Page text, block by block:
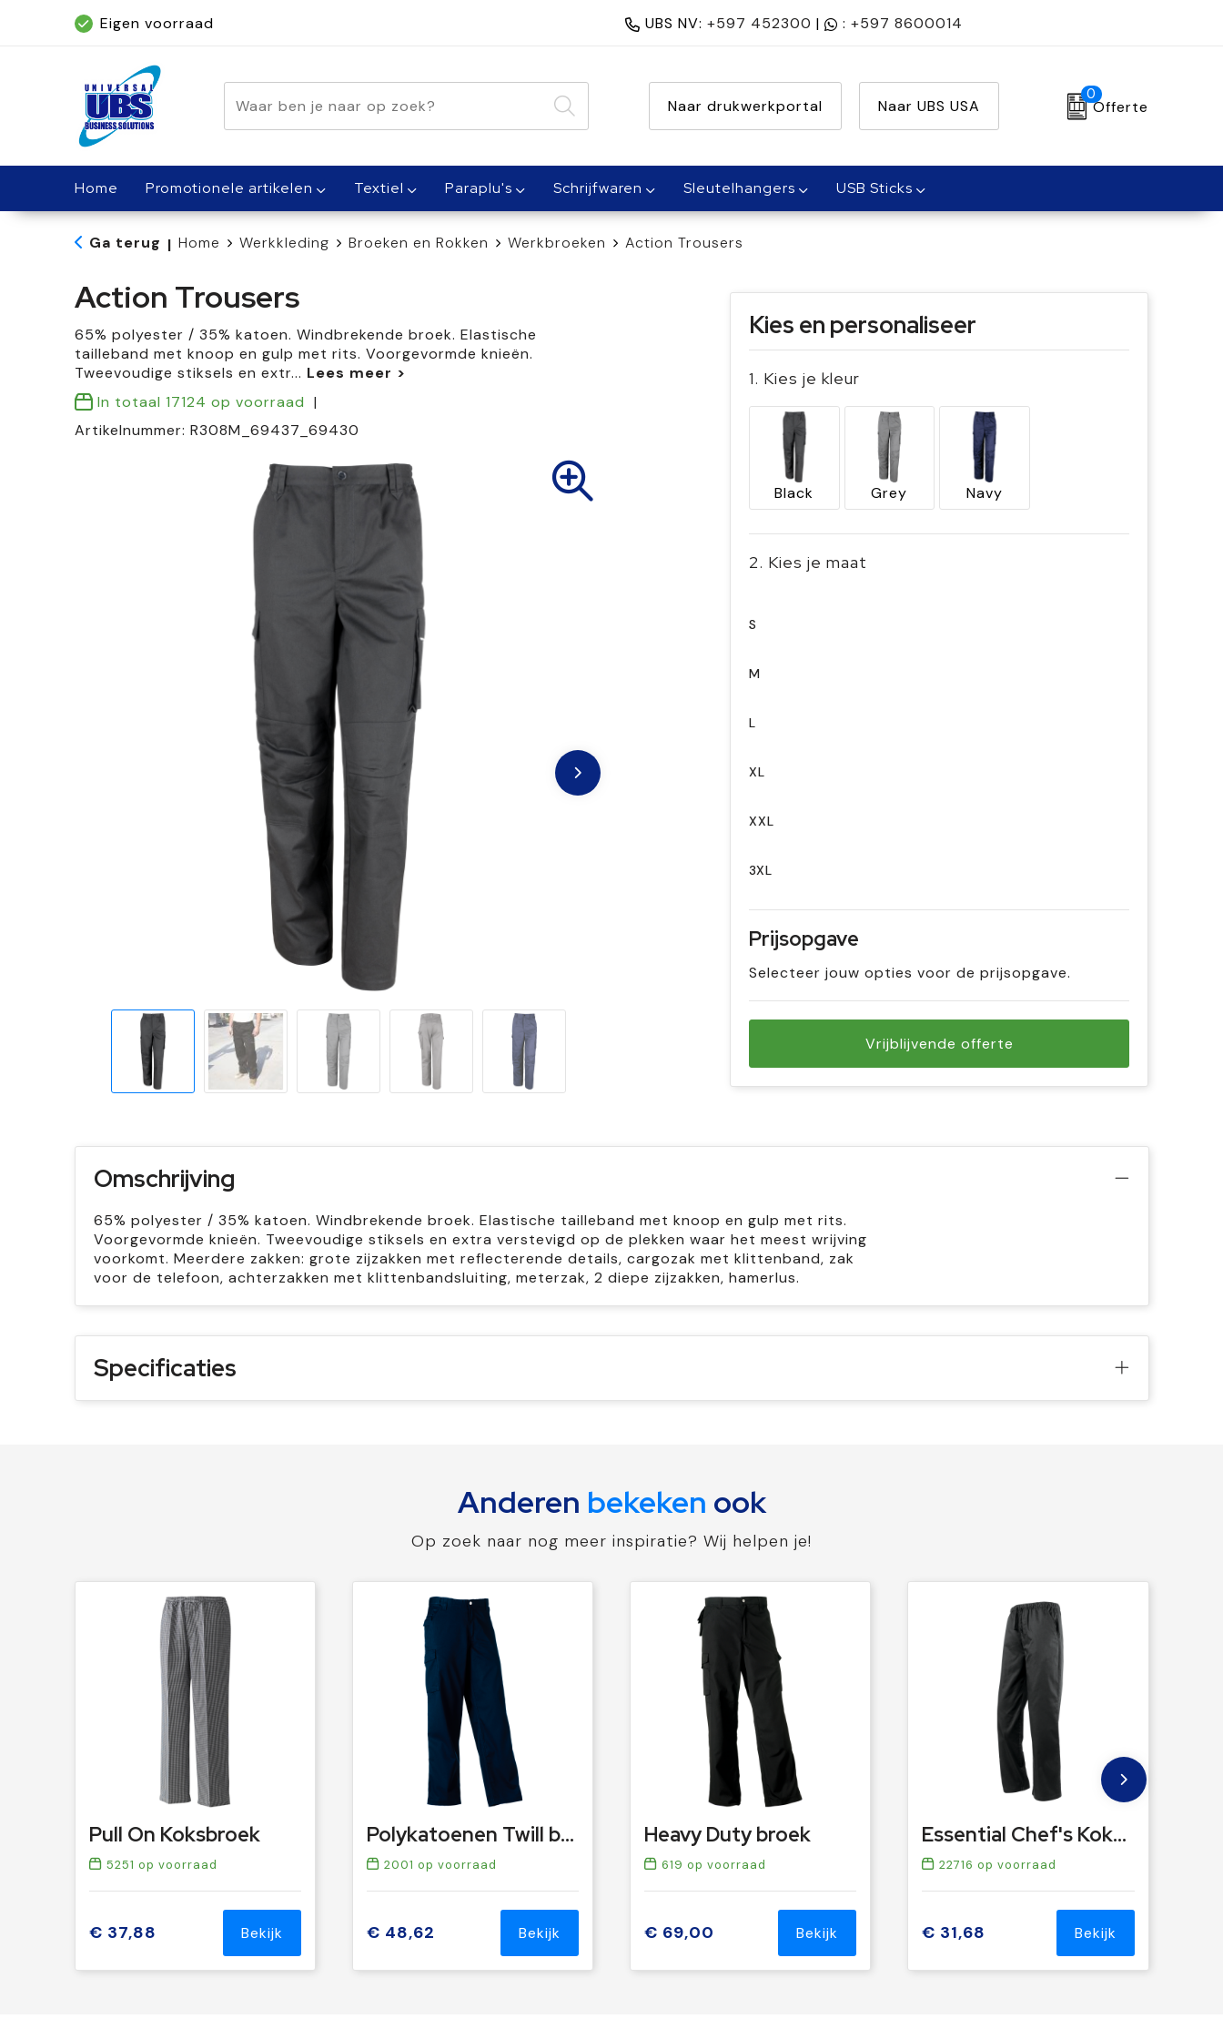
Eigen voorraad
Geleverd binnen 5 dagen, met spoed binnen 1 dag
UBS NV: +597 452300 | : +597 8600014
Naar drukwerkportal Naar UBS USA
0
Offerte
Home Promotionele artikelen Textiel Paraplu's Schrijfwaren Sleutelhangers USB Sticks
Ga terug | Home Werkkleding Broeken en Rokken Werkbroeken Action Trousers
Action Trousers
65% polyester / 35% katoen. Windbrekende broek. Elastische
tailleband met knoop en gulp met rits. Voorgevormde knieën.
Tweevoudige stiksels en extr...
In totaal 17124 op voorraad
Artikelnummer: R308M_69437_69430
Kies en personaliseer
1. Kies je kleur
Black Grey Navy
2. Kies je maat
S
M
L
XL
XXL
3XL
Prijsopgave
Selecteer jouw opties voor de prijsopgave.
Vrijblijvende offerte
Omschrijving
65% polyester / 35% katoen. Windbrekende broek. Elastische tailleband met knoop en gulp met rits.
Voorgevormde knieën. Tweevoudige stiksels en extra verstevigd op de plekken waar het meest wrijving
voorkomt. Meerdere zakken: grote zijzakken met reflecterende details, cargozak met klittenband, zak
voor de telefoon, achterzakken met klittenbandsluiting, meterzak, 2 diepe zijzakken, hamerlus.
Specificaties
Anderen bekeken ook
Op zoek naar nog meer inspiratie? Wij helpen je!
Pull On Koksbroek
5251 op voorraad
€ 37,88 Bekijk
Polykatoenen Twill broek
2001 op voorraad
€ 48,62 Bekijk
Heavy Duty broek
619 op voorraad
€ 69,00 Bekijk
Essential Chef's Koksbroek
22716 op voorraad
€ 31,68 Bekijk